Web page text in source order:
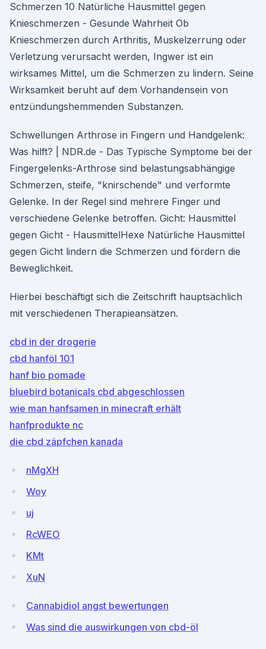
Schmerzen 10 Natürliche Hausmittel gegen
Knieschmerzen - Gesunde Wahrheit Ob
Knieschmerzen durch Arthritis, Muskelzerrung oder
Verletzung verursacht werden, Ingwer ist ein
wirksames Mittel, um die Schmerzen zu lindern. Seine
Wirksamkeit beruht auf dem Vorhandensein von
entzündungshemmenden Substanzen.
Schwellungen Arthrose in Fingern und Handgelenk:
Was hilft? | NDR.de - Das Typische Symptome bei der
Fingergelenks-Arthrose sind belastungsabhängige
Schmerzen, steife, "knirschende" und verformte
Gelenke. In der Regel sind mehrere Finger und
verschiedene Gelenke betroffen. Gicht: Hausmittel
gegen Gicht - HausmittelHexe Natürliche Hausmittel
gegen Gicht lindern die Schmerzen und fördern die
Beweglichkeit.
Hierbei beschäftigt sich die Zeitschrift hauptsächlich
mit verschiedenen Therapieansätzen.
cbd in der drogerie
cbd hanföl 101
hanf bio pomade
bluebird botanicals cbd abgeschlossen
wie man hanfsamen in minecraft erhält
hanfprodukte nc
die cbd zäpfchen kanada
nMgXH
Woy
uj
RcWEO
KMt
XuN
Cannabidiol angst bewertungen
Was sind die auswirkungen von cbd-öl